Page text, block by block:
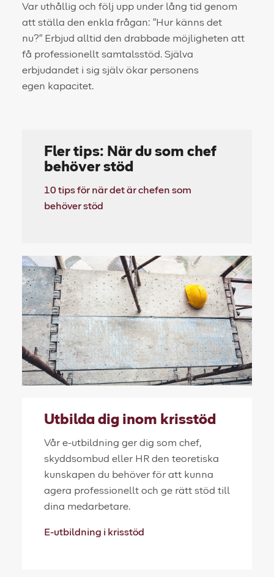
Var uthållig och följ upp under lång tid genom
att ställa den enkla frågan: ”Hur känns det
nu?” Erbjud alltid den drabbade möjligheten att
få professionellt samtalsstöd. Själva
erbjudandet i sig själv ökar personens
egen kapacitet.
Fler tips: När du som chef
behöver stöd
10 tips för när det är chefen som
behöver stöd
Utbilda dig inom krisstöd
Vår e-utbildning ger dig som chef,
skyddsombud eller HR den teoretiska
kunskapen du behöver för att kunna
agera professionellt och ge rätt stöd till
dina medarbetare.
E-utbildning i krisstöd